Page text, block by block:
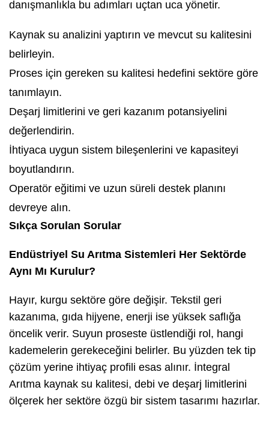
danışmanlıkla bu adımları uçtan uca yönetir.
Kaynak su analizini yaptırın ve mevcut su kalitesini
belirleyin.
Proses için gereken su kalitesi hedefini sektöre göre
tanımlayın.
Deşarj limitlerini ve geri kazanım potansiyelini
değerlendirin.
İhtiyaca uygun sistem bileşenlerini ve kapasiteyi
boyutlandırın.
Operatör eğitimi ve uzun süreli destek planını
devreye alın.
Sıkça Sorulan Sorular
Endüstriyel Su Arıtma Sistemleri Her Sektörde
Aynı Mı Kurulur?
Hayır, kurgu sektöre göre değişir. Tekstil geri
kazanıma, gıda hijyene, enerji ise yüksek saflığa
öncelik verir. Suyun proseste üstlendiği rol, hangi
kademelerin gerekeceğini belirler. Bu yüzden tek tip
çözüm yerine ihtiyaç profili esas alınır. İntegral
Arıtma kaynak su kalitesi, debi ve deşarj limitlerini
ölçerek her sektöre özgü bir sistem tasarımı hazırlar.